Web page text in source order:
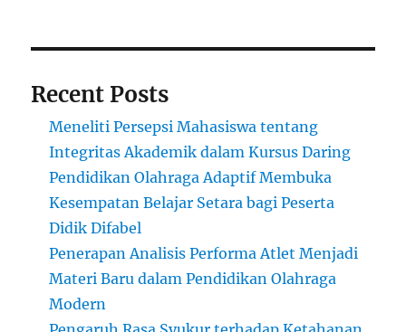
Recent Posts
Meneliti Persepsi Mahasiswa tentang
Integritas Akademik dalam Kursus Daring
Pendidikan Olahraga Adaptif Membuka
Kesempatan Belajar Setara bagi Peserta
Didik Difabel
Penerapan Analisis Performa Atlet Menjadi
Materi Baru dalam Pendidikan Olahraga
Modern